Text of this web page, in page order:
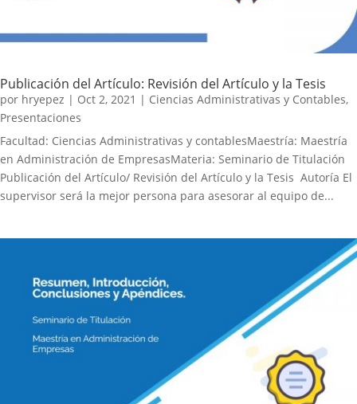
Publicación del Artículo: Revisión del Artículo y la Tesis
por hryepez | Oct 2, 2021 | Ciencias Administrativas y Contables,
Presentaciones
Facultad: Ciencias Administrativas y contablesMaestría: Maestría
en Administración de EmpresasMateria: Seminario de Titulación
Publicación del Artículo/ Revisión del Artículo y la Tesis Autoría El
supervisor será la mejor persona para asesorar al equipo de...